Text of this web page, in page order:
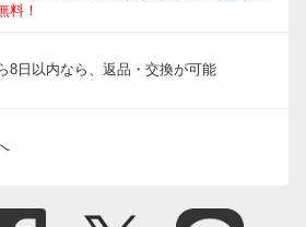
料！
8日以内なら、返品・交換が可能